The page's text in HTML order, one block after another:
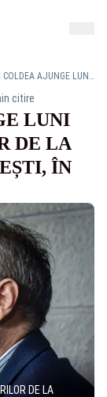
FLORIAN COLDEA AJUNGE LUNI ÎN FAȚA JUDECĂTORILOR DE LA CURTEA DE APEL BUCUREȘTI, ÎN DOSARUL DNA
citire
LUNI
DE LA
ÎN
DE LA